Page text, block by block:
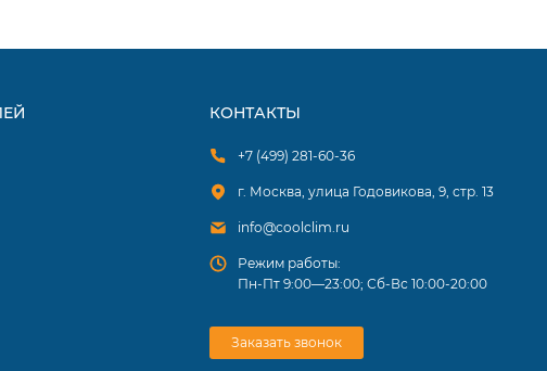
КОНТАКТЫ
+7 (499) 281-60-36
г. Москва, улица Годовикова, 9, стр. 13
info@coolclim.ru
Режим работы:
Пн-Пт 9:00—23:00; Сб-Вс 10:00-20:00
Заказать звонок